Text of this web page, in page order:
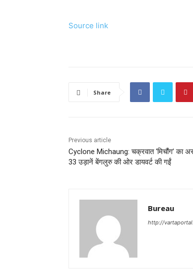
Source link
Share
Previous article
Cyclone Michaung: चक्रवात ‘मिचौंग’ का
33 उड़ानें बेंगलुरु की ओर डायवर्ट की गईं
Bureau
http://